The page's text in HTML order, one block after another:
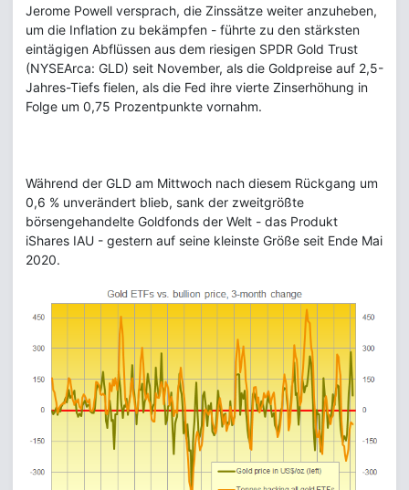
Jerome Powell versprach, die Zinssätze weiter anzuheben,
um die Inflation zu bekämpfen - führte zu den stärksten
eintägigen Abflüssen aus dem riesigen SPDR Gold Trust
(NYSEArca: GLD) seit November, als die Goldpreise auf 2,5-
Jahres-Tiefs fielen, als die Fed ihre vierte Zinserhöhung in
Folge um 0,75 Prozentpunkte vornahm.
Während der GLD am Mittwoch nach diesem Rückgang um
0,6 % unverändert blieb, sank der zweitgrößte
börsengehandelte Goldfonds der Welt - das Produkt
iShares IAU - gestern auf seine kleinste Größe seit Ende Mai
2020.